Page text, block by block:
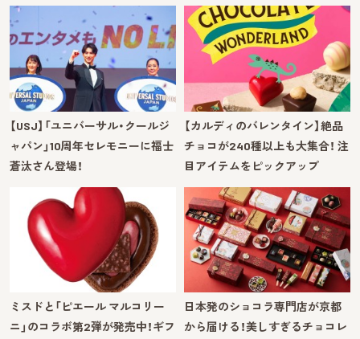
【USJ】「ユニバーサル・クールジ
ャパン」10周年セレモニーに福士
蒼汰さん登場！
【カルディのバレンタイン】絶品
チョコが240種以上も大集合！ 注
目アイテムをピックアップ
ミスドと「ピエール マルコリー
ニ」のコラボ第2弾が発売中！ギフ
日本発のショコラ専門店が京都
から届ける！美しすぎるチョコレ